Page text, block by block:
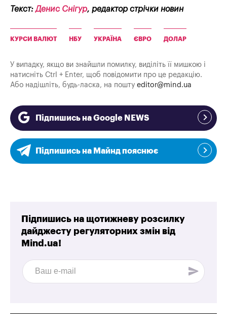
Текст:Денис Снігур, редактор стрічки новин
КУРСИ ВАЛЮТ НБУ УКРАЇНА ЄВРО ДОЛАР
У випадку, якщо ви знайшли помилку, виділіть її мишкою і
натисніть Ctrl + Enter, щоб повідомити про це редакцію.
Або надішліть, будь-ласка, на пошту editor@mind.ua
Підпишись на Google NEWS
Підпишись на Майнд пояснює
Підпишись на щотижневу розсилку
дайджесту регуляторних змін від
Mind.ua!